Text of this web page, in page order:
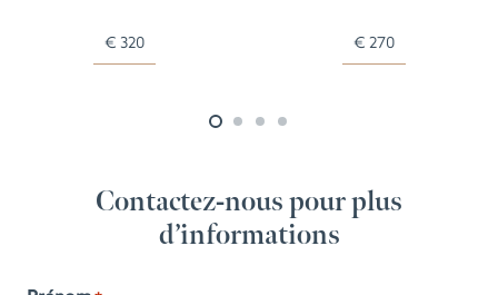
€ 320 € 270
Contactez-nous pour plus
d’informations